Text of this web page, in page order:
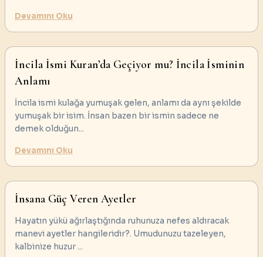
Devamını Oku
İncila İsmi Kuran’da Geçiyor mu? İncila İsminin
Anlamı
İncila ismi kulağa yumuşak gelen, anlamı da aynı şekilde
yumuşak bir isim. İnsan bazen bir ismin sadece ne
demek olduğun...
Devamını Oku
İnsana Güç Veren Ayetler
Hayatın yükü ağırlaştığında ruhunuza nefes aldıracak
manevi ayetler hangileridir?. Umudunuzu tazeleyen,
kalbinize huzur ...